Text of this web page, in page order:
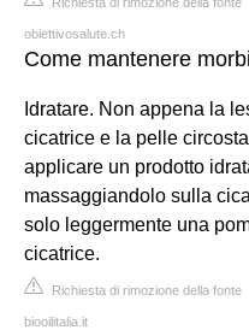
obiettivosalute.ch
Come mantenere
Idratare. Non appena la
cicatrice e la pelle
applicare un prodotto
massaggiandolo sulla
solo leggermente una
cicatrice.
Richiesta di rimozione della fonte
biooilitalia.it